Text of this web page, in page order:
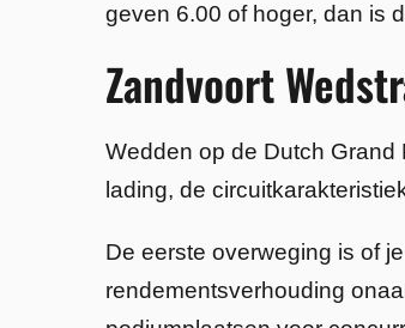
geven 6.00 of hoger, dan is
Zandvoort
Wedden op de Dutch
lading, de
De eerste overweging is of
rendementsverhouding